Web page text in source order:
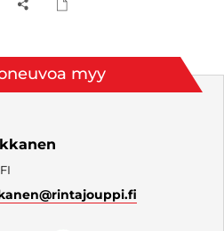
myy
@rintajouppi.fi